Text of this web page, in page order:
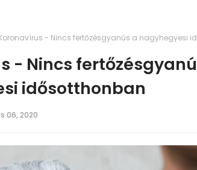
- Nincs fertőzésgyanús a nagyhegyesi
- Nincs
idősotthonban
06, 2020